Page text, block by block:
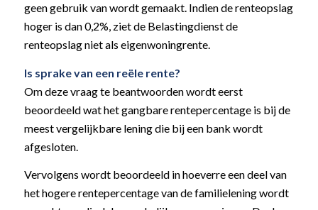
geen gebruik van wordt gemaakt. Indien de renteopslag
hoger is dan 0,2%, ziet de Belastingdienst de
renteopslag niet als eigenwoningrente.
Is sprake van een reële rente?
Om deze vraag te beantwoorden wordt eerst
beoordeeld wat het gangbare rentepercentage is bij de
meest vergelijkbare lening die bij een bank wordt
afgesloten.
Vervolgens wordt beoordeeld in hoeverre een deel van
het hogere rentepercentage van de familielening wordt